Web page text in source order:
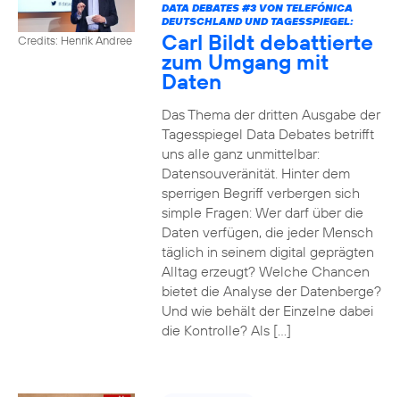
Credits: Henrik Andree
DATA DEBATES #3VON TELEFÓNICA
DEUTSCHLAND UND TAGESSPIEGEL:
Carl Bildt debattierte
zum Umgang mit
Daten
Das Thema der dritten Ausgabe der
Tagesspiegel Data Debates betrifft
uns alle ganz unmittelbar:
Datensouveränität. Hinter dem
sperrigen Begriff verbergen sich
simple Fragen: Wer darf über die
Daten verfügen, die jeder Mensch
täglich in seinem digital geprägten
Alltag erzeugt? Welche Chancen
bietet die Analyse der Datenberge?
Und wie behält der Einzelne dabei
die Kontrolle? Als […]